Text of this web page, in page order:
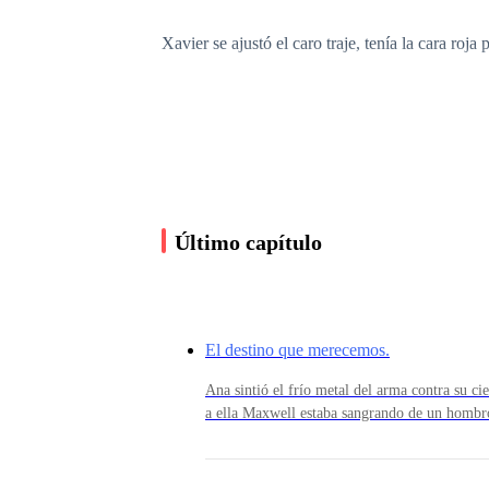
Xavier se ajustó el caro traje, tenía la cara roja
—Él va a estar mejor conmigo —le dijo el
Lo retó ella y Xavier tragó saliva primero,
Último capítulo
El destino que merecemos.
Ana sintió el frío metal del arma contra su
a ella Maxwell estaba sangrando de un
policía y Ana cerró los ojos, ¿Así sería el fin